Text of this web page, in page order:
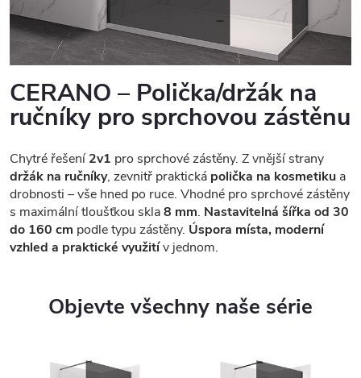
CERANO – Polička/držák na
ručníky pro sprchovou zástěnu
Chytré řešení2v1 pro sprchové zástěny. Z vnější strany
držák na ručníky, zevnitř praktická polička na kosmetiku a
drobnosti – vše hned po ruce. Vhodné pro sprchové zástěny
s maximální tloušťkou skla8 mm. Nastavitelná šířka od 30
do 160 cm podle typu zástěny. Úspora místa, moderní
vzhled a praktické využitív jednom.
Objevte všechny naše série